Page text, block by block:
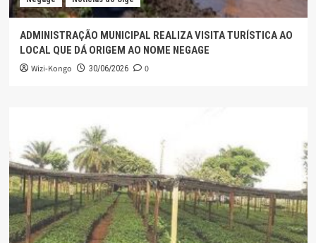
ADMINISTRAÇÃO MUNICIPAL REALIZA VISITA TURÍSTICA AO
LOCAL QUE DÁ ORIGEM AO NOME NEGAGE
Wizi-Kongo 30/06/2026 0